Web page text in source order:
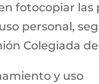
fotocopiar las
personal,
Colegiada
y uso